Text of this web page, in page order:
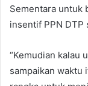
Sementara untuk
insentif PPN DTP
“Kemudian kalau
sampaikan waktu